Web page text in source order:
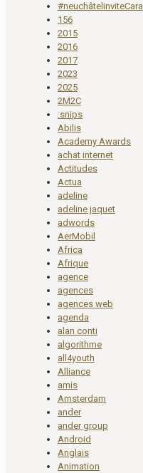
#neuchâtelinviteCara
156
2015
2016
2017
2023
2025
2M2C
:snips
Abilis
Academy Awards
achat internet
Actitudes
Actua
adeline
adeline jaquet
adwords
AerMobil
Africa
Afrique
agence
agences
agences web
agenda
alan conti
algorithme
all4youth
Alliance
amis
Amsterdam
ander
ander group
Android
Anglais
Animation